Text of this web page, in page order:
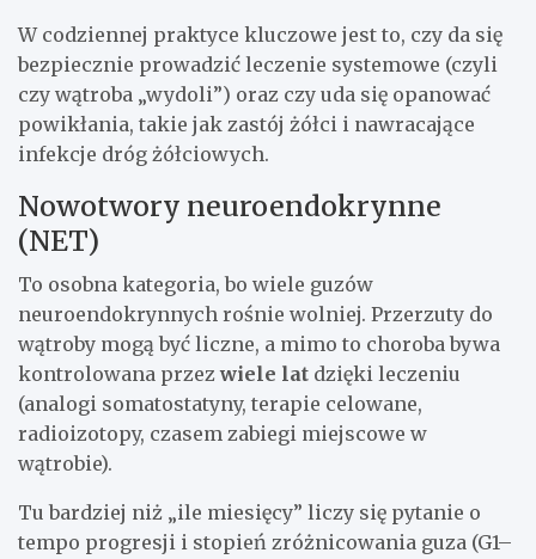
W codziennej praktyce kluczowe jest to, czy da się
bezpiecznie prowadzić leczenie systemowe (czyli
czy wątroba „wydoli”) oraz czy uda się opanować
powikłania, takie jak zastój żółci i nawracające
infekcje dróg żółciowych.
Nowotwory neuroendokrynne
(NET)
To osobna kategoria, bo wiele guzów
neuroendokrynnych rośnie wolniej. Przerzuty do
wątroby mogą być liczne, a mimo to choroba bywa
kontrolowana przezwiele lat dzięki leczeniu
(analogi somatostatyny, terapie celowane,
radioizotopy, czasem zabiegi miejscowe w
wątrobie).
Tu bardziej niż „ile miesięcy” liczy się pytanie o
tempo progresji i stopień zróżnicowania guza (G1–